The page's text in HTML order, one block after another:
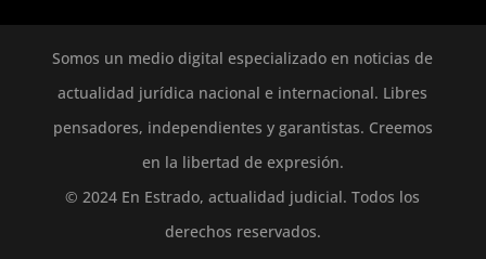
Somos un medio digital especializado en noticias de
actualidad jurídica nacional e internacional. Libres
pensadores, independientes y garantistas. Creemos
en la libertad de expresión.
© 2024 En Estrado, actualidad judicial. Todos los
derechos reservados.